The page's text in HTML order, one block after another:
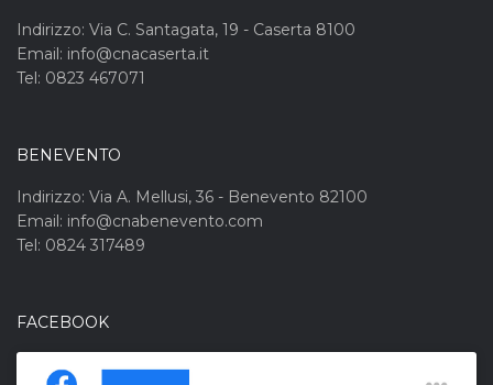
Indirizzo: Via C. Santagata, 19 - Caserta 8100
Email: info@cnacaserta.it
Tel: 0823 467071
BENEVENTO
Indirizzo: Via A. Mellusi, 36 - Benevento 82100
Email: info@cnabenevento.com
Tel: 0824 317489
FACEBOOK